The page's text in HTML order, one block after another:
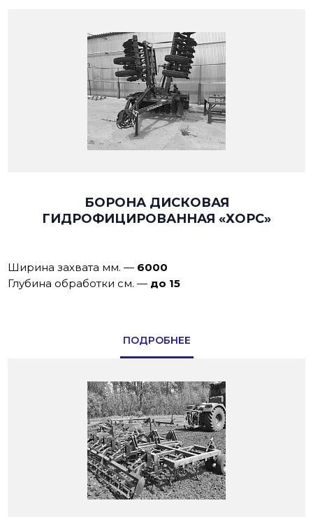
БОРОНА ДИСКОВАЯ
ГИДРОФИЦИРОВАННАЯ «ХОРС»
Ширина захвата мм. — 6000
Глубина обработки см. — до 15
ПОДРОБНЕЕ